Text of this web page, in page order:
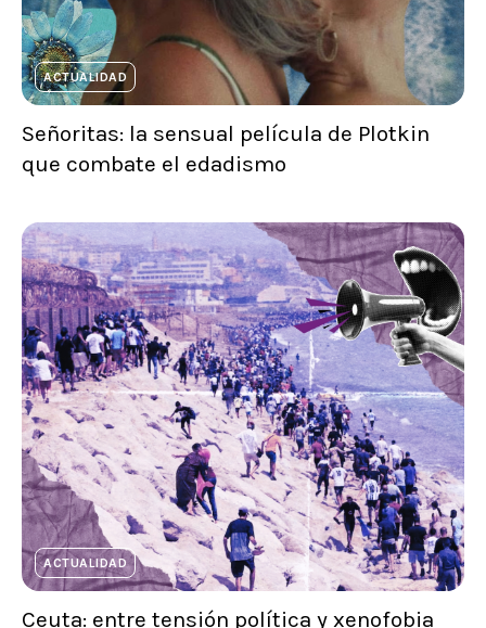
ACTUALIDAD
Señoritas: la sensual película de Plotkin
que combate el edadismo
ACTUALIDAD
Ceuta: entre tensión política y xenofobia